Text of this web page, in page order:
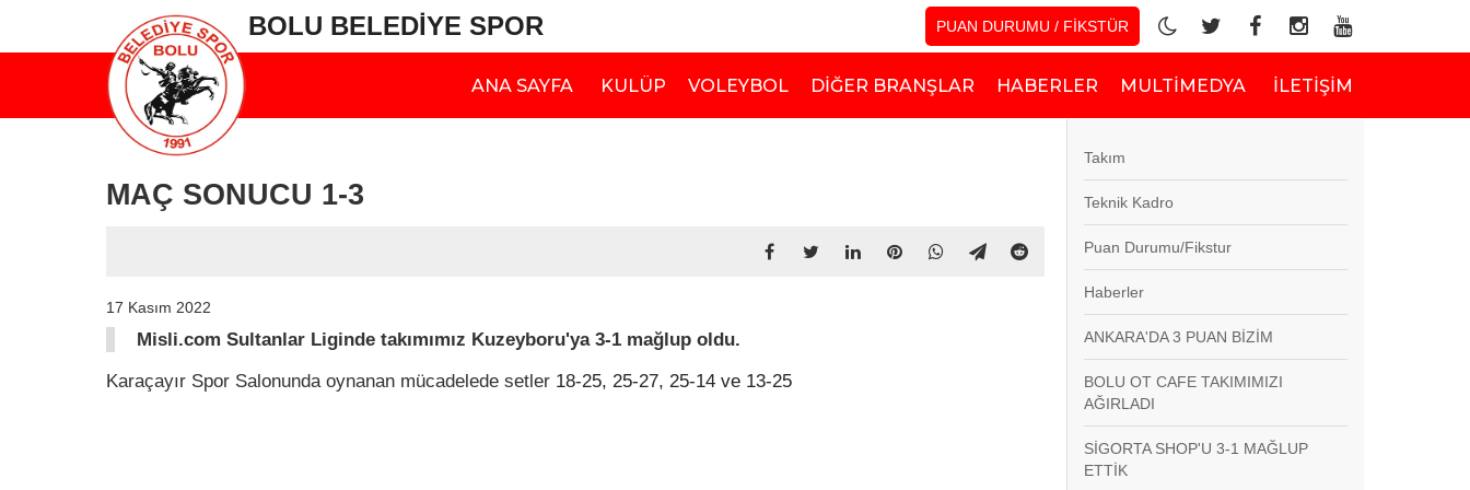
BOLU BELEDİYE SPOR PUAN DURUMU / FİKSTÜR
ANA SAYFA KULÜP VOLEYBOL DIĞER BRANŞLAR HABERLER MULTIMEDYA İLETIŞIM
MAÇ SONUCU 1-3
17 Kasım 2022
Misli.com Sultanlar Liginde takımımız Kuzeyboru'ya 3-1 mağlup oldu.
Karaçayır Spor Salonunda oynanan mücadelede setler 18-25, 25-27, 25-14 ve 13-25
Takım
Teknik Kadro
Puan Durumu/Fikstur
Haberler
ANKARA'DA 3 PUAN BİZİM
BOLU OT CAFE TAKIMIMIZI
AĞIRLADI
SİGORTA SHOP'U 3-1 MAĞLUP
ETTİK